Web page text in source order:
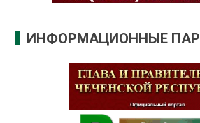
ИНФОРМАЦИОННЫЕ